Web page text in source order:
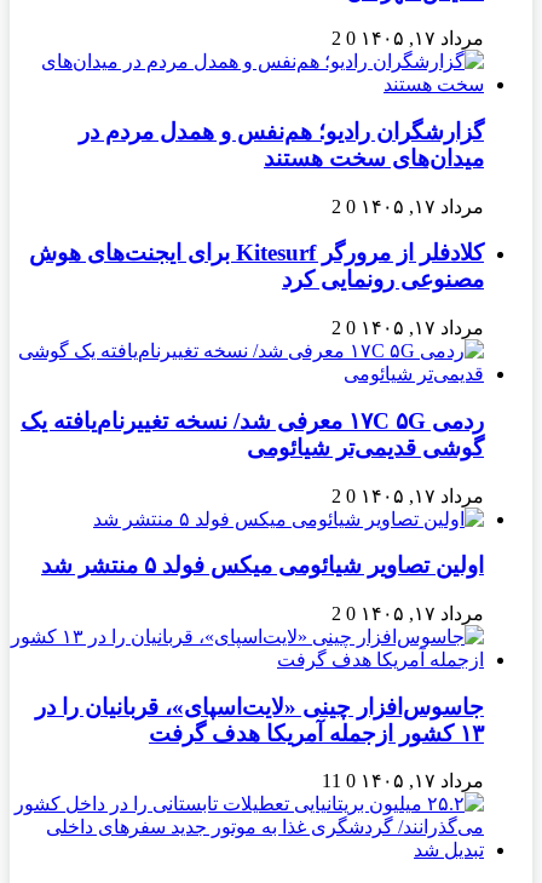
مرداد ۱۷, ۱۴۰۵ 0
2
گزارشگران رادیو؛ هم‌نفس و همدل مردم در
میدان‌های سخت هستند
مرداد ۱۷, ۱۴۰۵ 0
2
کلادفلر از مرورگر Kitesurf برای ایجنت‌های هوش
مصنوعی رونمایی کرد
مرداد ۱۷, ۱۴۰۵ 0
2
ردمی ۱۷C ۵G معرفی شد/ نسخه تغییرنام‌یافته یک
گوشی قدیمی‌تر شیائومی
مرداد ۱۷, ۱۴۰۵ 0
2
اولین تصاویر شیائومی میکس فولد ۵ منتشر شد
مرداد ۱۷, ۱۴۰۵ 0
2
جاسوس‌افزار چینی «لایت‌اسپای»، قربانیان را در
۱۳ کشور ازجمله آمریکا هدف گرفت
مرداد ۱۷, ۱۴۰۵ 0
11